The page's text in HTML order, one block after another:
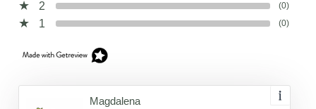
2 (0)
1 (0)
Magdalena